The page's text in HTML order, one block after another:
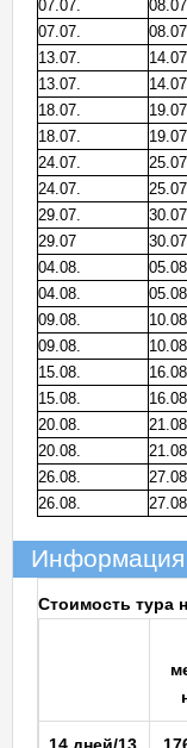
07.07.
07.07.
13.07.
13.07.
18.07.
18.07.
24.07.
24.07.
29.07.
29.07
04.08.
04.08.
09.08.
09.08.
15.08.
15.08.
20.08.
20.08.
26.08.
26.08.
Информация
Стоимость тура